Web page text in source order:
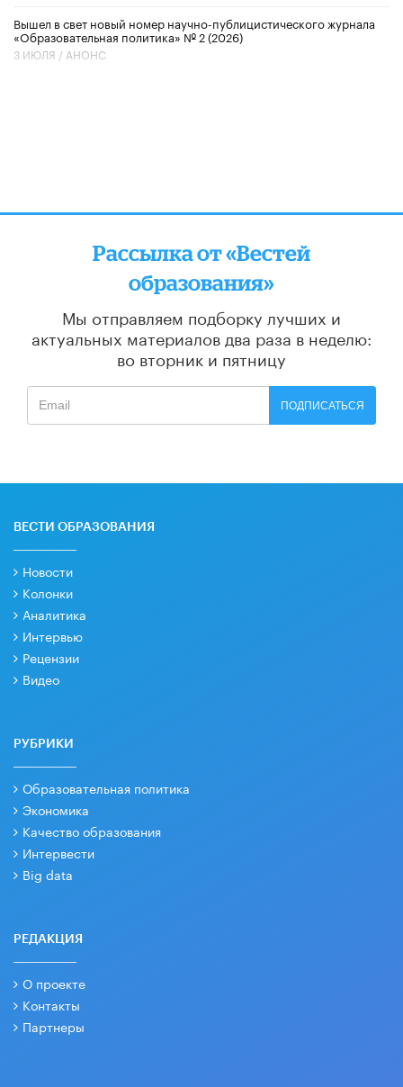
Вышел в свет новый номер научно-публицистического журнала
«Образовательная политика» № 2 (2026)
3 ИЮЛЯ / АНОНС
Рассылка от «Вестей
образования»
Мы отправляем подборку лучших и
актуальных материалов два раза в неделю:
во вторник и пятницу
ПОДПИСАТЬСЯ
ВЕСТИ ОБРАЗОВАНИЯ
Новости
Колонки
Аналитика
Интервью
Рецензии
Видео
РУБРИКИ
Образовательная политика
Экономика
Качество образования
Интервести
Big data
РЕДАКЦИЯ
О проекте
Контакты
Партнеры